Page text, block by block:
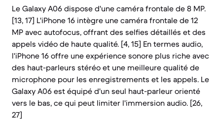
Le Galaxy A06 dispose d'une caméra frontale de 8 MP.
[13, 17] L'iPhone 16 intègre une caméra frontale de 12
MP avec autofocus, offrant des selfies détaillés et des
appels vidéo de haute qualité. [4, 15] En termes audio,
l'iPhone 16 offre une expérience sonore plus riche avec
des haut-parleurs stéréo et une meilleure qualité de
microphone pour les enregistrements et les appels. Le
Galaxy A06 est équipé d'un seul haut-parleur orienté
vers le bas, ce qui peut limiter l'immersion audio. [26,
27]